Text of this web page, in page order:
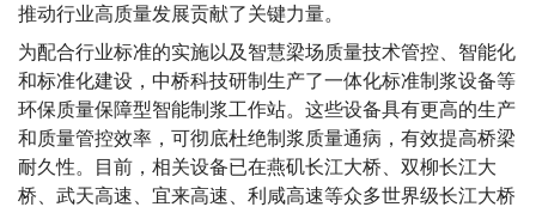
推动行业高质量发展贡献了关键力量。
为配合行业标准的实施以及智慧梁场质量技术管控、智能化
和标准化建设，中桥科技研制生产了一体化标准制浆设备等
环保质量保障型智能制浆工作站。这些设备具有更高的生产
和质量管控效率，可彻底杜绝制浆质量通病，有效提高桥梁
耐久性。目前，相关设备已在燕矶长江大桥、双柳长江大
桥、武天高速、宜来高速、利咸高速等众多世界级长江大桥